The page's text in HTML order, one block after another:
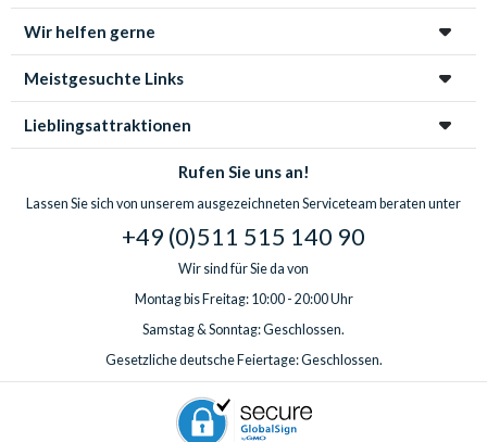
Wir helfen gerne
Meistgesuchte Links
Lieblingsattraktionen
Rufen Sie uns an!
Lassen Sie sich von unserem ausgezeichneten Serviceteam beraten unter
+49 (0)511 515 140 90
Wir sind für Sie da von
Montag bis Freitag: 10:00 - 20:00 Uhr
Samstag & Sonntag: Geschlossen.
Gesetzliche deutsche Feiertage: Geschlossen.